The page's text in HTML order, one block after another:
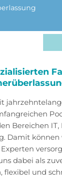
Bereichen
Damit können
dabei als
flexibel und